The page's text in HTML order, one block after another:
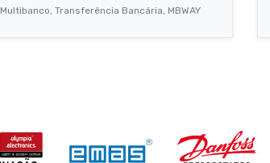
Multibanco, Transferência Bancária, MBWAY